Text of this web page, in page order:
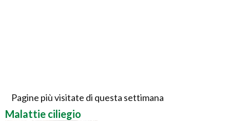
Pagine più visitate di questa settimana
Malattie ciliegio